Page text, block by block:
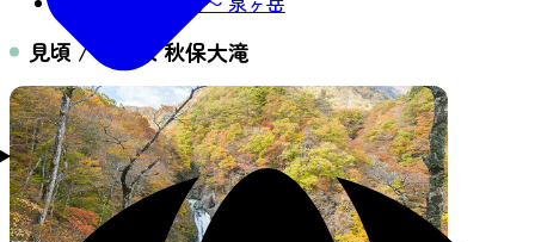
見頃 / 10月末 秋保大滝